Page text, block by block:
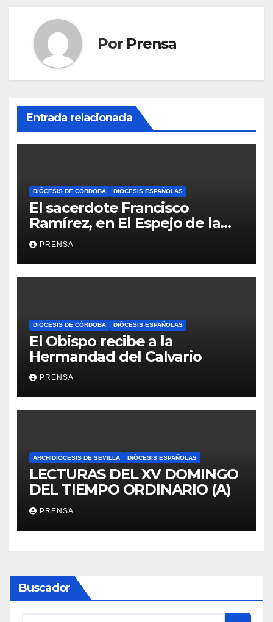
Por Prensa
Entrada relacionada
DIÓCESIS DE CÓRDOBA DIÓCESIS ESPAÑOLAS
El sacerdote Francisco
Ramírez, en El Espejo de la
Iglesia
PRENSA
DIÓCESIS DE CÓRDOBA DIÓCESIS ESPAÑOLAS
El Obispo recibe a la
Hermandad del Calvario
PRENSA
ARCHIDIÓCESIS DE SEVILLA DIÓCESIS ESPAÑOLAS
LECTURAS DEL XV DOMINGO
DEL TIEMPO ORDINARIO (A)
PRENSA
Buscador